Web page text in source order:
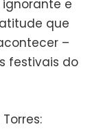
e
que
–
festivais do